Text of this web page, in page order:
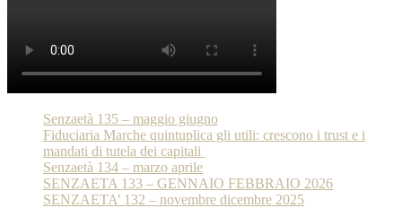
Senzaetà 135 – maggio giugno
Fiduciaria Marche quintuplica gli utili: crescono i trust e i
mandati di tutela dei capitali
Senzaetà 134 – marzo aprile
SENZAETA 133 – GENNAIO FEBBRAIO 2026
SENZAETA’ 132 – novembre dicembre 2025